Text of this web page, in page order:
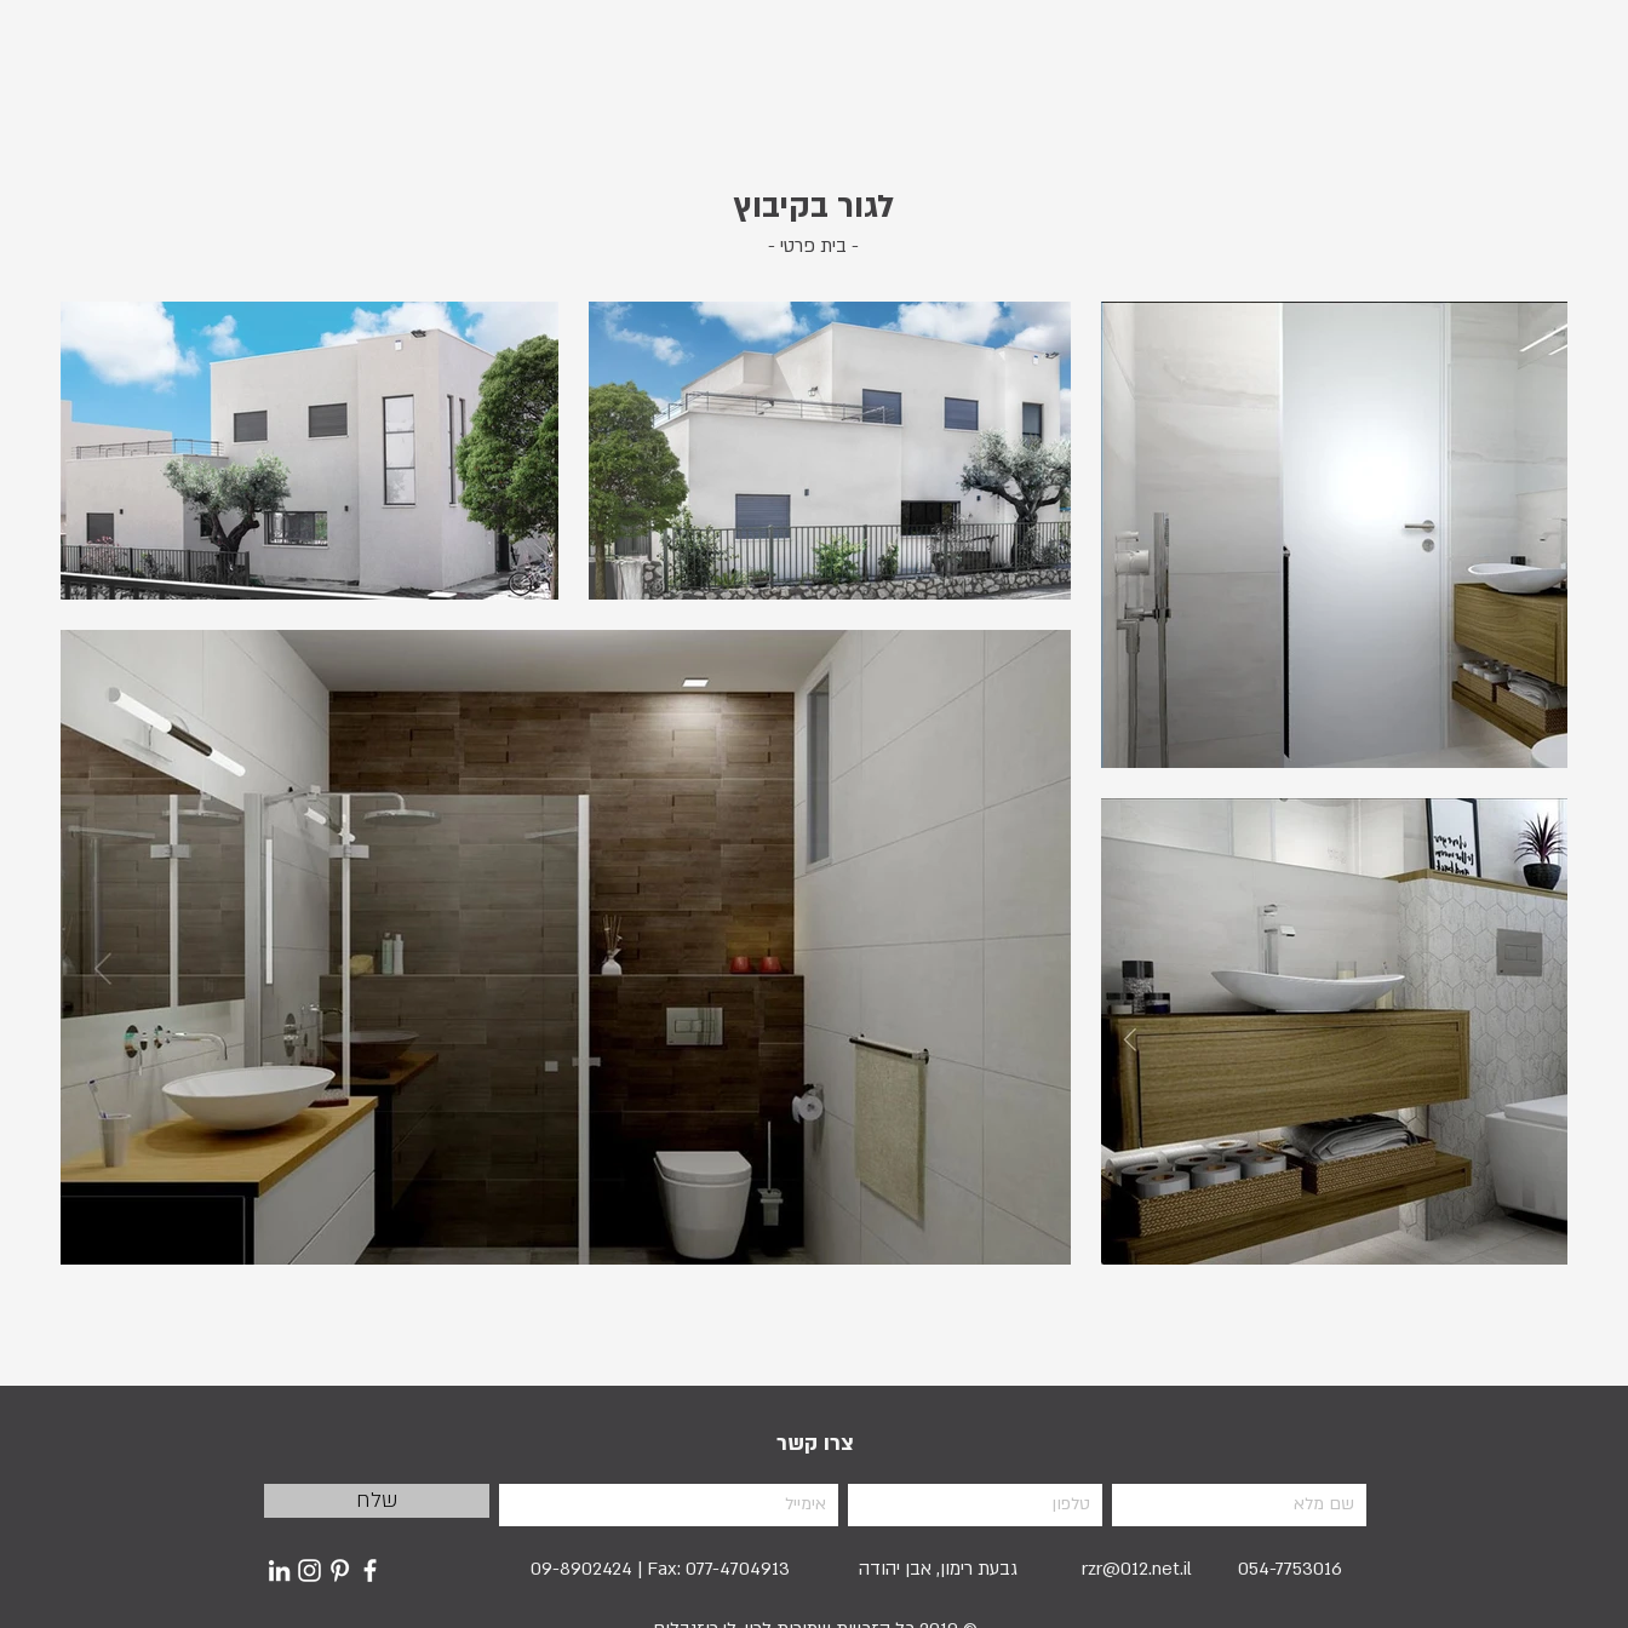
לגור בקיבוץ
- בית פרטי -
צרו קשר
שלח
09-8902424 | Fax: 077-4704913 גבעת רימון, אבן יהודה rzr@012.net.il 054-7753016